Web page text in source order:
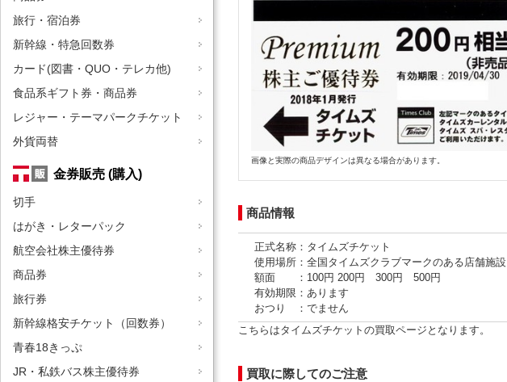
旅行・宿泊券
新幹線・特急回数券
カード(図書・QUO・テレカ他)
食品系ギフト券・商品券
レジャー・テーマパークチケット
外貨両替
金券販売 (購入)
切手
はがき・レターパック
航空会社株主優待券
商品券
旅行券
新幹線格安チケット（回数券）
青春18きっぷ
JR・私鉄バス株主優待券
画像と実際の商品デザインは異なる場合があります。
商品情報
正式名称：タイムズチケット
使用場所：全国タイムズクラブマークのある店舗施設
額面 ：100円 200円 300円 500円
有効期限：あります
おつり ：でません
こちらはタイムズチケットの買取ページとなります。
買取に際してのご注意